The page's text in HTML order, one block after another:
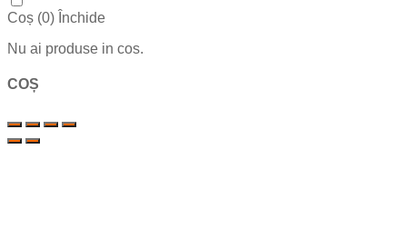
Coș (0) Închide
Nu ai produse in cos.
COȘ